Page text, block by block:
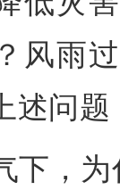
风雨
述问
下，